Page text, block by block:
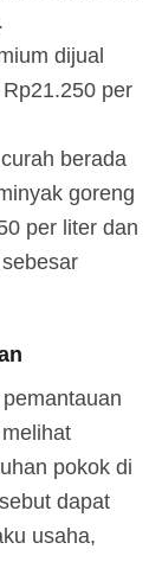
dijual
per
berada
goreng
per liter dan
pokok di
dapat
usaha,